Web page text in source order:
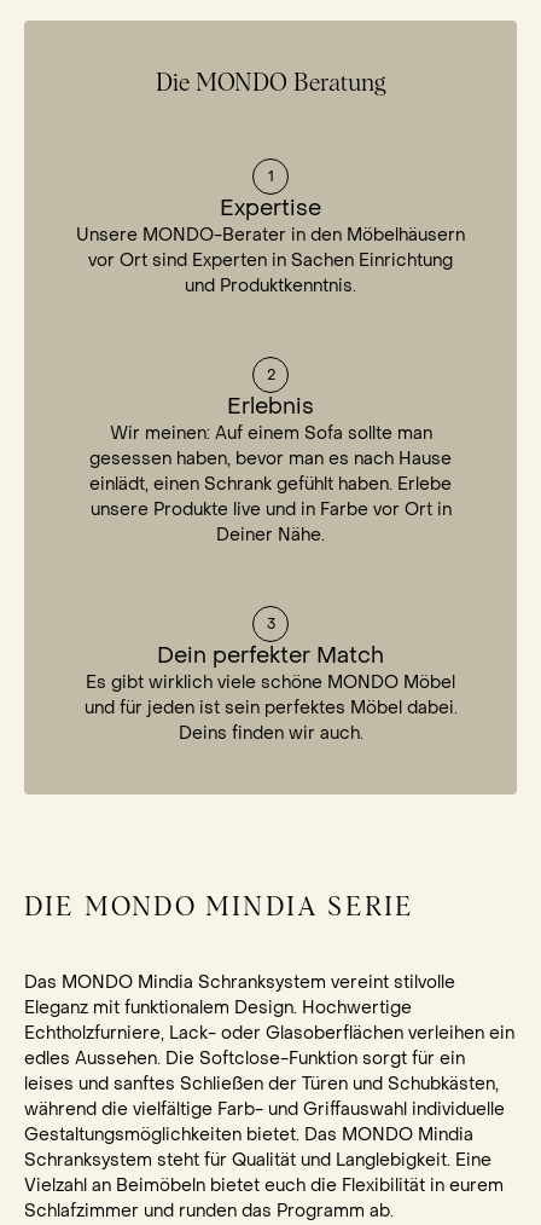
Die MONDO Beratung
1
Expertise
Unsere MONDO-Berater in den Möbelhäusern
vor Ort sind Experten in Sachen Einrichtung
und Produktkenntnis.
2
Erlebnis
Wir meinen: Auf einem Sofa sollte man
gesessen haben, bevor man es nach Hause
einlädt, einen Schrank gefühlt haben. Erlebe
unsere Produkte live und in Farbe vor Ort in
Deiner Nähe.
3
Dein perfekter Match
Es gibt wirklich viele schöne MONDO Möbel
und für jeden ist sein perfektes Möbel dabei.
Deins finden wir auch.
DIE MONDO MINDIA SERIE
Das MONDO Mindia Schranksystem vereint stilvolle
Eleganz mit funktionalem Design. Hochwertige
Echtholzfurniere, Lack- oder Glasoberflächen verleihen ein
edles Aussehen. Die Softclose-Funktion sorgt für ein
leises und sanftes Schließen der Türen und Schubkästen,
während die vielfältige Farb- und Griffauswahl individuelle
Gestaltungsmöglichkeiten bietet. Das MONDO Mindia
Schranksystem steht für Qualität und Langlebigkeit. Eine
Vielzahl an Beimöbeln bietet euch die Flexibilität in eurem
Schlafzimmer und runden das Programm ab.